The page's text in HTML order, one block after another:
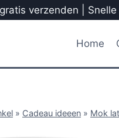
verzenden |
Home
» Cadeau ideeen » Mok